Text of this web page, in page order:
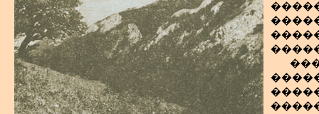
�������� "�������", � ������ -
�������� ����� ���� ��������
�� �����. �� �������
��������� �������, �� � ������!
�� ������ ������� ������ -
���� ������ ���� � ���������
����� ������. ����� ������,
������ ����� ��������� ����